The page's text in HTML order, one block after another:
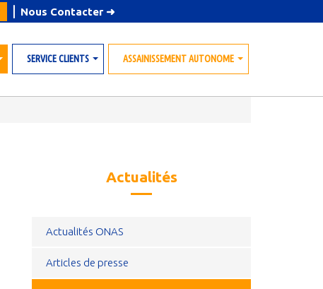
Nous Contacter ➜
SERVICE CLIENTS ASSAINISSEMENT AUTONOME
Actualités
Actualités ONAS
Articles de presse